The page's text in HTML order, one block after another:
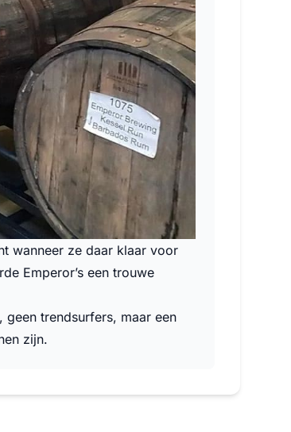
wanneer ze daar klaar voor
Emperor’s een trouwe
geen trendsurfers, maar een
zijn.